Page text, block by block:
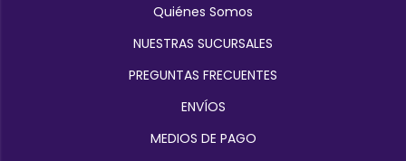
Quiénes Somos
NUESTRAS SUCURSALES
PREGUNTAS FRECUENTES
ENVÍOS
MEDIOS DE PAGO